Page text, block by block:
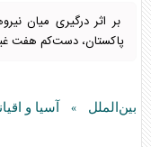
بر اثر درگیری میان
پاکستان، دست‌کم هفت
بین‌الملل » آسیا و